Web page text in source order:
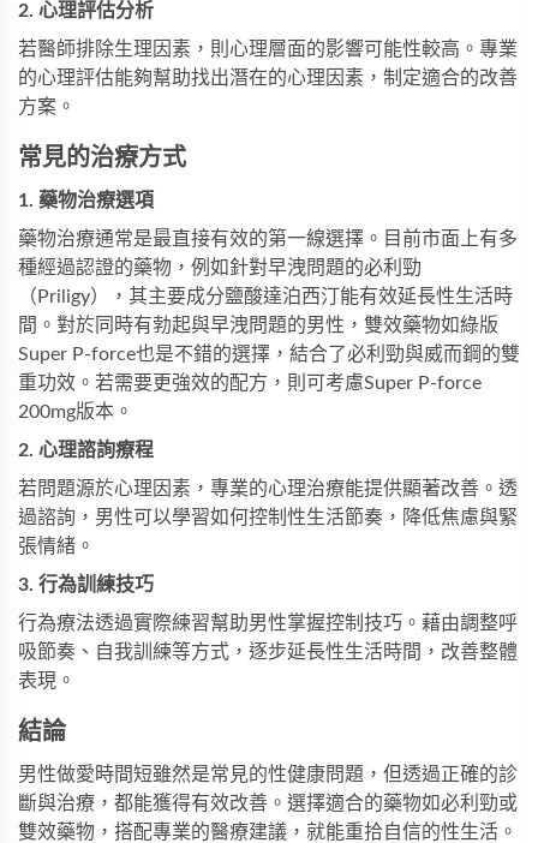
2. 心理評估分析
若醫師排除生理因素，則心理層面的影響可能性較高。專業
的心理評估能夠幫助找出潛在的心理因素，制定適合的改善
方案。
常見的治療方式
1. 藥物治療選項
藥物治療通常是最直接有效的第一線選擇。目前市面上有多
種經過認證的藥物，例如針對早洩問題的必利勁
（Priligy），其主要成分鹽酸達泊西汀能有效延長性生活時
間。對於同時有勃起與早洩問題的男性， 雙效藥物如綠版
Super P-force也是不錯的選擇，結合了必利勁與威而鋼的雙
重功效。若需要更強效的配方，則可考慮Super P-force
200mg版本。
2. 心理諮詢療程
若問題源於心理因素，專業的心理治療能提供顯著改善。透
過諮詢，男性可以學習如何控制性生活節奏，降低焦慮與緊
張情緒。
3. 行為訓練技巧
行為療法透過實際練習幫助男性掌握控制技巧。藉由調整呼
吸節奏、自我訓練等方式，逐步延長性生活時間，改善整體
表現。
結論
男性做愛時間短雖然是常見的性健康問題，但透過正確的診
斷與治療，都能獲得有效改善。選擇適合的藥物如必利勁或
雙效藥物 ，搭配專業的醫療建議，就能重拾自信的性生活。